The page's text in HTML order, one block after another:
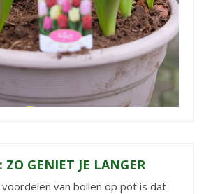
ZO GENIET JE LANGER
van bollen op pot is dat